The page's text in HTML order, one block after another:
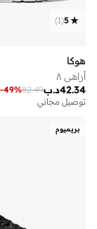
5
(
1
)
هوكا
أراهي ٨
د.ب42.34
82.49
-49%
توصيل مجاني
بريميوم